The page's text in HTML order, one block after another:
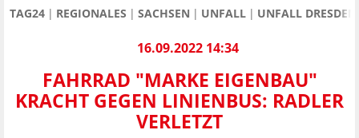
TAG24 REGIONALES SACHSEN UNFALL UNFALL
16.09.2022 14:34
FAHRRAD "MARKE EIGENBAU"
KRACHT GEGEN LINIENBUS: RADLER
VERLETZT